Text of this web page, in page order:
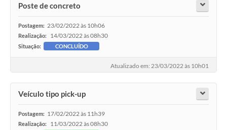
Poste de concreto
Postagem: 23/02/2022 às 10h06
Realização: 14/03/2022 às 08h30
Situação: CONCLUÍDO
Atualizado em: 23/03/2022 às 10h01
Veículo tipo pick-up
Postagem: 17/02/2022 às 11h39
Realização: 11/03/2022 às 08h30